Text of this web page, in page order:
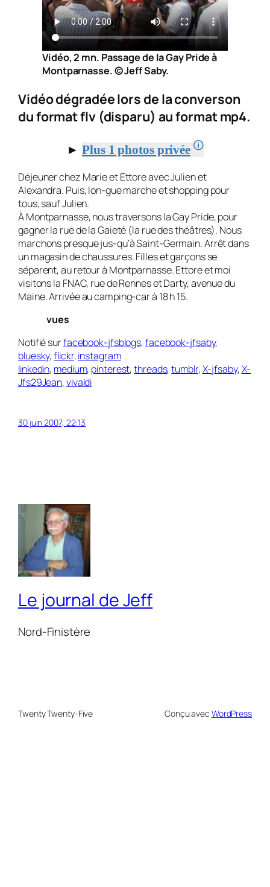
Vidéo, 2 mn. Passage de la Gay Pride à
Montparnasse. © Jeff Saby.
Vidéo dégradée lors de la converson
du format flv (disparu) au format mp4.
► Plus 1 photos privée 🛈
Déjeuner chez Marie et Ettore avec Julien et
Alexandra. Puis, lon-gue marche et shopping pour
tous, sauf Julien.
À Montparnasse, nous tra­versons la Gay Pride, pour
gagner la rue de la Gaieté (la rue des théâtres). Nous
marchons presque jus-qu’à Saint-Germain. Arrêt dans
un magasin de chaussures. Filles et garçons se
séparent, au retour à Montparnasse. Ettore et moi
visitons la FNAC, rue de Rennes et Darty, avenue du
Maine. Arrivée au camping-car à 18 h 15.
vues
Notifié surfacebook-jfsblogs,facebook-jfsaby,
bluesky,flickr,instagram
linkedin, medium, pinterest,threads,tumblr,X-jfsaby,X-
Jfs29Jean,vivaldi
30 juin 2007, 22:13
Le journal de Jeff
Nord-Finistère
Twenty Twenty-Five Conçu avec WordPress